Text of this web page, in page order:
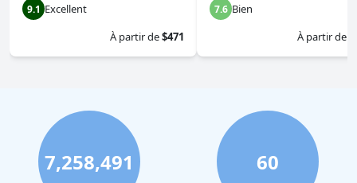
9.1 Excellent
À partir de$471
7.6 Bien
À partir de
7,258,491 60